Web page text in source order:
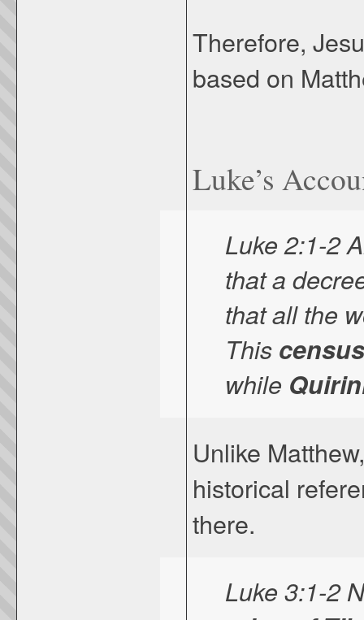
Therefore,
based on
Luke’s
Luke 2:1-2
that a
that all the
This census
while
Unlike
historical
there.
Luke 3:1-2